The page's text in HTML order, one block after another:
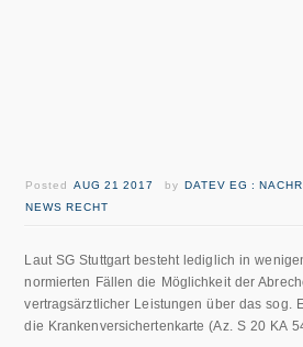
PostedAUG 21 2017 byDATEV EG :
NEWS RECHT
Laut SG Stuttgart besteht lediglich in
normierten Fällen die Möglichkeit der
vertragsärztlicher Leistungen über das sog.
die Krankenversichertenkarte (Az. S 20 KA